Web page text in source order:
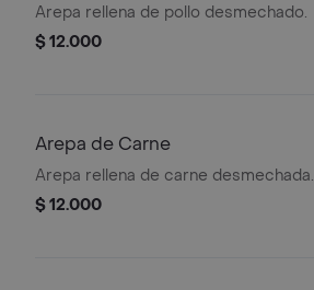
Arepa rellena de pollo desmechado.
$ 12.000
Arepa de Carne
Arepa rellena de carne desmechada.
$ 12.000